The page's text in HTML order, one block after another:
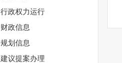
行政权力运行
财政信息
规划信息
建议提案办理